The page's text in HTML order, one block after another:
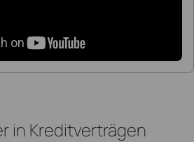
in Kreditverträgen